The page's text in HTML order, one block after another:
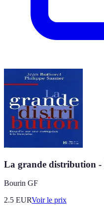
La grande distribution -
Bourin GF
2.5 EURVoir le prix